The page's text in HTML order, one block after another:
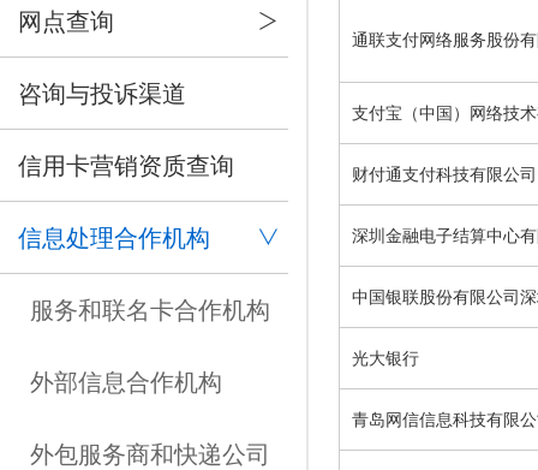
网点查询
咨询与投诉渠道
信用卡营销资质查询
信息处理合作机构
服务和联名卡合作机构
外部信息合作机构
外包服务商和快递公司
通联支付网络服务股份
支付宝（中国）网络技
财付通支付科技有限公司
深圳金融电子结算中心
中国银联股份有限公司
光大银行
青岛网信信息科技有限